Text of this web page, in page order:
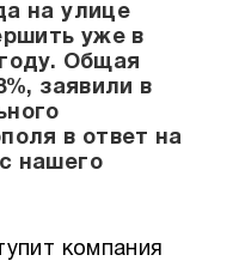
на улице
уже в
Общая
заявили в
в ответ на
нашего
компания